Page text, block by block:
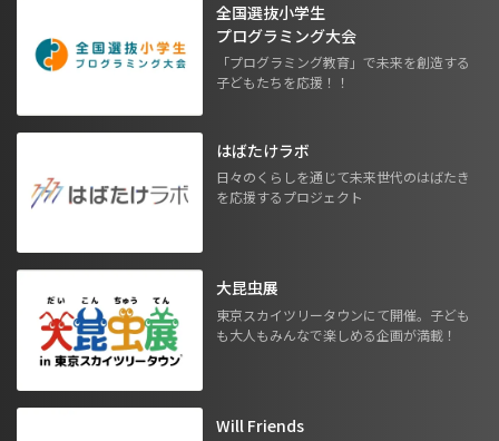
全国選抜小学生
プログラミング大会
「プログラミング教育」で未来を創造する
子どもたちを応援！！
はばたけラボ
日々のくらしを通じて未来世代のはばたき
を応援するプロジェクト
大昆虫展
東京スカイツリータウンにて開催。子ども
も大人もみんなで楽しめる企画が満載！
Will Friends